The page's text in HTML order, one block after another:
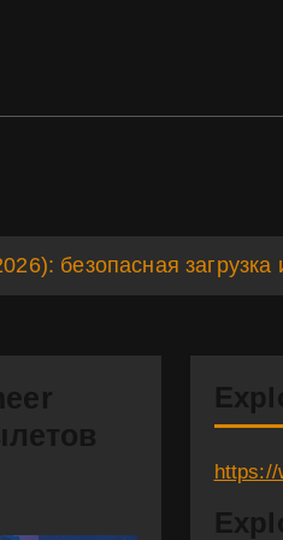
безопасная загрузка
https://